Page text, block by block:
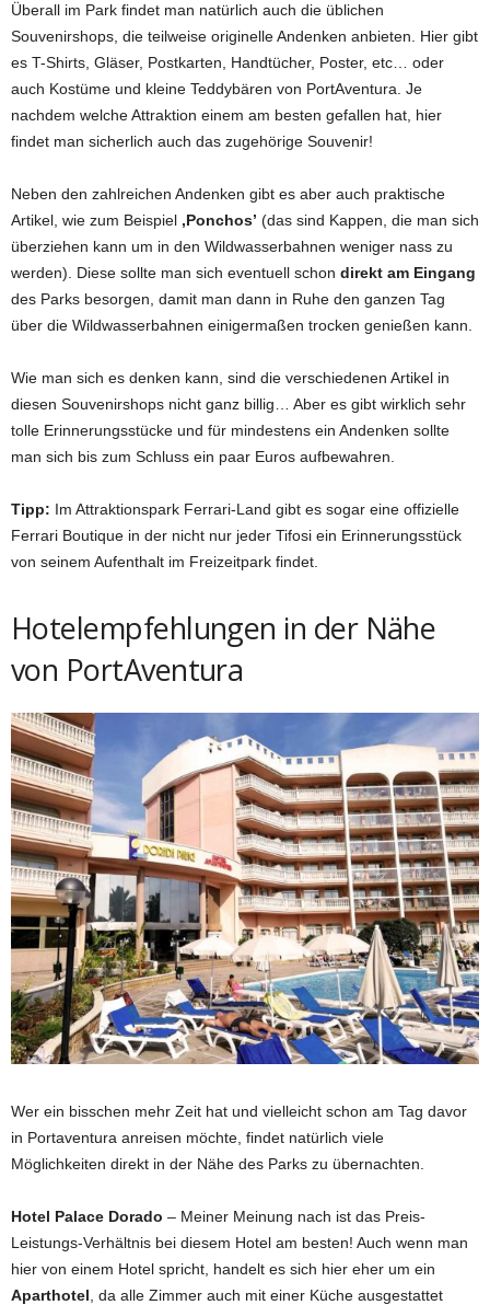
Überall im Park findet man natürlich auch die üblichen
Souvenirshops, die teilweise originelle Andenken anbieten. Hier gibt
es T-Shirts, Gläser, Postkarten, Handtücher, Poster, etc… oder
auch Kostüme und kleine Teddybären von PortAventura. Je
nachdem welche Attraktion einem am besten gefallen hat, hier
findet man sicherlich auch das zugehörige Souvenir!
Neben den zahlreichen Andenken gibt es aber auch praktische
Artikel, wie zum Beispiel ‚Ponchos’ (das sind Kappen, die man sich
überziehen kann um in den Wildwasserbahnen weniger nass zu
werden). Diese sollte man sich eventuell schon direkt am Eingang
des Parks besorgen, damit man dann in Ruhe den ganzen Tag
über die Wildwasserbahnen einigermaßen trocken genießen kann.
Wie man sich es denken kann, sind die verschiedenen Artikel in
diesen Souvenirshops nicht ganz billig… Aber es gibt wirklich sehr
tolle Erinnerungsstücke und für mindestens ein Andenken sollte
man sich bis zum Schluss ein paar Euros aufbewahren.
Tipp: Im Attraktionspark Ferrari-Land gibt es sogar eine offizielle
Ferrari Boutique in der nicht nur jeder Tifosi ein Erinnerungsstück
von seinem Aufenthalt im Freizeitpark findet.
Hotelempfehlungen in der Nähe
von PortAventura
Wer ein bisschen mehr Zeit hat und vielleicht schon am Tag davor
in Portaventura anreisen möchte, findet natürlich viele
Möglichkeiten direkt in der Nähe des Parks zu übernachten.
Hotel Palace Dorado – Meiner Meinung nach ist das Preis-
Leistungs-Verhältnis bei diesem Hotel am besten! Auch wenn man
hier von einem Hotel spricht, handelt es sich hier eher um ein
Aparthotel , da alle Zimmer auch mit einer Küche ausgestattet